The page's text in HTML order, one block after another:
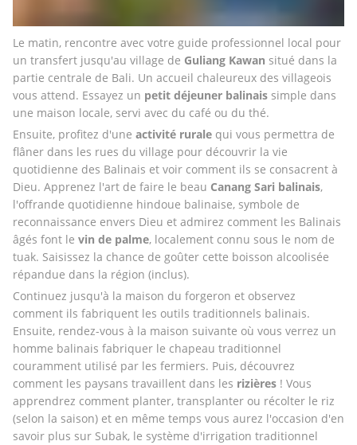
Le matin, rencontre avec votre guide professionnel local pour
un transfert jusqu'au village de Guliang Kawan situé dans la
partie centrale de Bali. Un accueil chaleureux des villageois
vous attend. Essayez un petit déjeuner balinais simple dans
une maison locale, servi avec du café ou du thé.
Ensuite, profitez d'une activité rurale qui vous permettra de
flâner dans les rues du village pour découvrir la vie
quotidienne des Balinais et voir comment ils se consacrent à
Dieu. Apprenez l'art de faire le beau Canang Sari balinais,
l'offrande quotidienne hindoue balinaise, symbole de
reconnaissance envers Dieu et admirez comment les Balinais
âgés font le vin de palme, localement connu sous le nom de
tuak. Saisissez la chance de goûter cette boisson alcoolisée
répandue dans la région (inclus).
Continuez jusqu'à la maison du forgeron et observez
comment ils fabriquent les outils traditionnels balinais.
Ensuite, rendez-vous à la maison suivante où vous verrez un
homme balinais fabriquer le chapeau traditionnel
couramment utilisé par les fermiers. Puis, découvrez
comment les paysans travaillent dans les rizières ! Vous
apprendrez comment planter, transplanter ou récolter le riz
(selon la saison) et en même temps vous aurez l'occasion d'en
savoir plus sur Subak, le système d'irrigation traditionnel